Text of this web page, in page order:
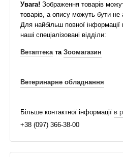
Увага! Зображення товарів
товарів, а опису можуть бути не
Для найбільш повної
наші спеціалізовані відділи:
Ветаптеката Зоомагазин
Ветеринарне обладнання
Більше контактної інформації в
+38 (097) 366-38-00